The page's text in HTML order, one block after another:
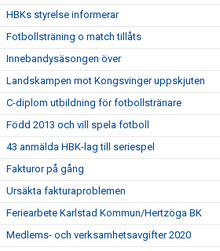
HBKs styrelse informerar
Fotbollsträning o match tillåts
Innebandysäsongen över
Landskampen mot Kongsvinger uppskjuten
C-diplom utbildning för fotbollstränare
Född 2013 och vill spela fotboll
43 anmälda HBK-lag till seriespel
Fakturor på gång
Ursäkta fakturaproblemen
Feriearbete Karlstad Kommun/Hertzöga BK
Medlems- och verksamhetsavgifter 2020